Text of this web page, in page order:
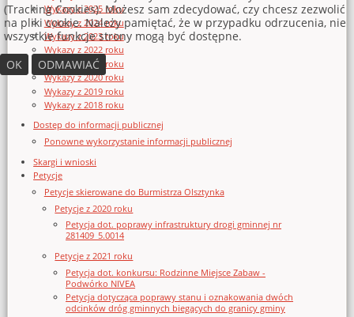
Wykazy z 2025 roku
Wykazy z 2024 roku
Wykazy z 2023 roku
Wykazy z 2022 roku
Wykazy z 2021 roku
Wykazy z 2020 roku
Wykazy z 2019 roku
Wykazy z 2018 roku
Dostęp do informacji publicznej
Ponowne wykorzystanie informacji publicznej
Skargi i wnioski
Petycje
Petycje skierowane do Burmistrza Olsztynka
Petycje z 2020 roku
Petycja dot. poprawy infrastruktury drogi gminnej nr
281409_5.0014
Petycje z 2021 roku
Petycja dot. konkursu: Rodzinne Miejsce Zabaw -
Podwórko NIVEA
Petycja dotycząca poprawy stanu i oznakowania dwóch
odcinków dróg gminnych biegących do granicy gminy
(Tracking Cookies). Możesz sam zdecydować, czy chcesz zezwolić
na pliki cookie. Należy pamiętać, że w przypadku odrzucenia, nie
wszystkie funkcje strony mogą być dostępne.
OK
ODMAWIAĆ